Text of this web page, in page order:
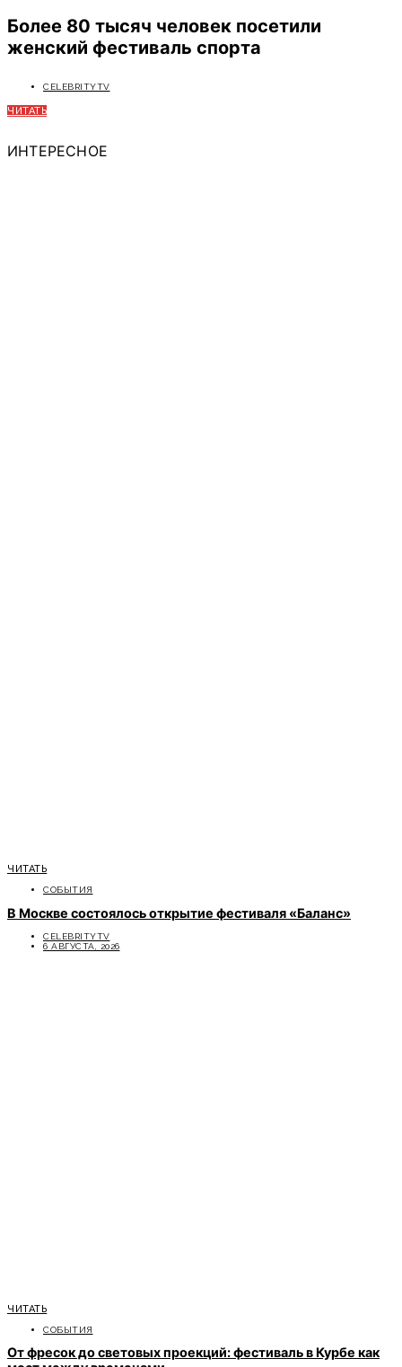
Более 80 тысяч человек посетили
женский фестиваль спорта
CELEBRITYTV
ЧИТАТЬ
ИНТЕРЕСНОЕ
ЧИТАТЬ
СОБЫТИЯ
В Москве состоялось открытие фестиваля «Баланс»
CELEBRITYTV
6 АВГУСТА, 2026
ЧИТАТЬ
СОБЫТИЯ
От фресок до световых проекций: фестиваль в Курбе как